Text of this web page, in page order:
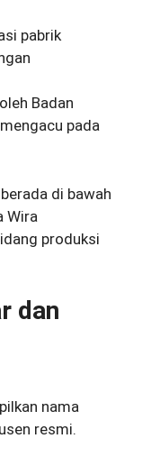
pabrik
Badan
pada
di bawah
Wira
produksi
dan
nama
resmi.